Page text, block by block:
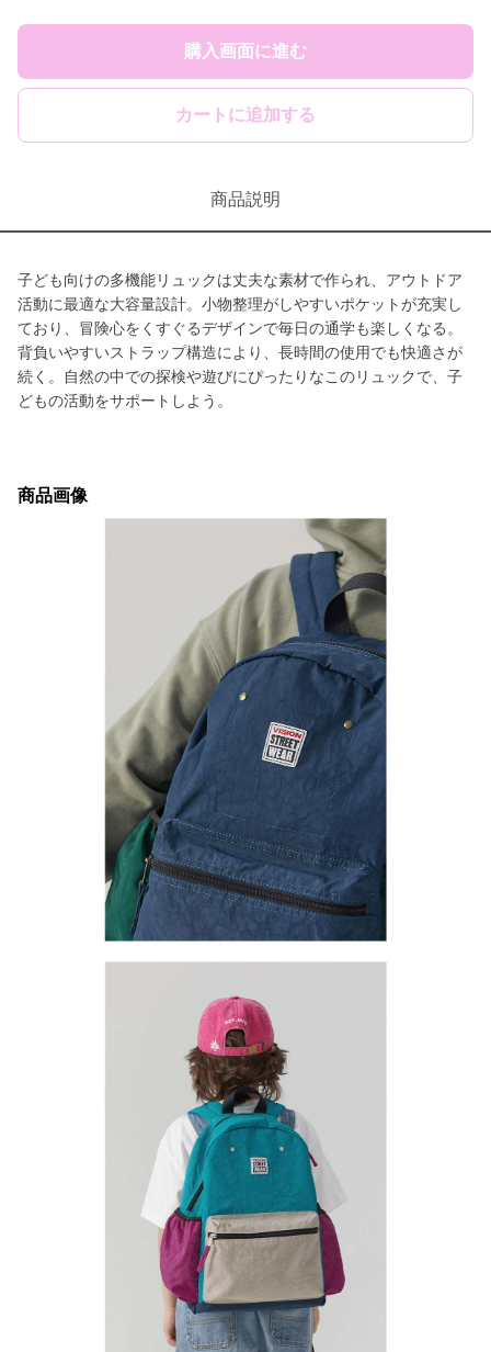
購入画面に進む
カートに追加する
商品説明
子ども向けの多機能リュックは丈夫な素材で作られ、アウトドア
活動に最適な大容量設計。小物整理がしやすいポケットが充実し
ており、冒険心をくすぐるデザインで毎日の通学も楽しくなる。
背負いやすいストラップ構造により、長時間の使用でも快適さが
続く。自然の中での探検や遊びにぴったりなこのリュックで、子
どもの活動をサポートしよう。
商品画像